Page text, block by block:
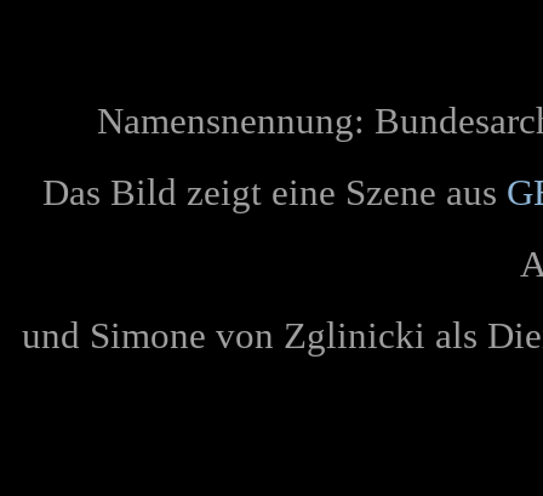
Namensnennung:
Das Bild zeigt eine Szene aus
und Simone von Zglinicki als